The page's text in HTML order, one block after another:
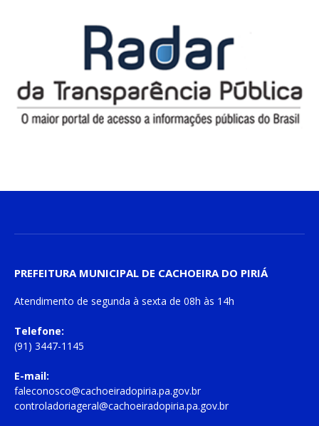
PREFEITURA MUNICIPAL DE CACHOEIRA DO PIRIÁ
Atendimento de segunda à sexta de 08h às 14h
Telefone:
(91) 3447-1145
E-mail:
faleconosco@cachoeiradopiria.pa.gov.br
controladoriageral@cachoeiradopiria.pa.gov.br